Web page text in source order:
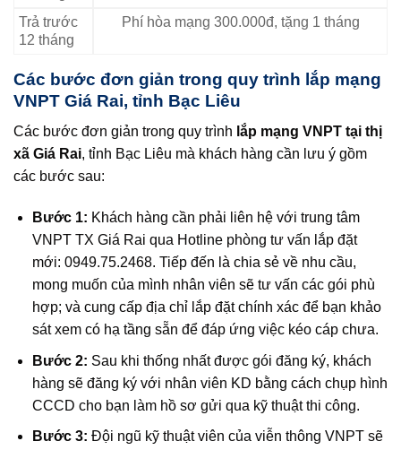
Trả trước
12 tháng
Phí hòa mạng 300.000đ, tặng 1 tháng
Các bước đơn giản trong quy trình lắp mạng
VNPT Giá Rai, tỉnh Bạc Liêu
Các bước đơn giản trong quy trình lắp mạng VNPT tại thị
xã Giá Rai, tỉnh Bạc Liêu mà khách hàng cần lưu ý gồm
các bước sau:
Bước 1: Khách hàng cần phải liên hệ với trung tâm
VNPT TX Giá Rai qua Hotline phòng tư vấn lắp đặt
mới: 0949.75.2468. Tiếp đến là chia sẻ về nhu cầu,
mong muốn của mình nhân viên sẽ tư vấn các gói phù
hợp; và cung cấp địa chỉ lắp đặt chính xác để bạn khảo
sát xem có hạ tầng sẵn để đáp ứng việc kéo cáp chưa.
Bước 2: Sau khi thống nhất được gói đăng ký, khách
hàng sẽ đăng ký với nhân viên KD bằng cách chụp hình
CCCD cho bạn làm hồ sơ gửi qua kỹ thuật thi công.
Bước 3: Đội ngũ kỹ thuật viên của viễn thông VNPT sẽ